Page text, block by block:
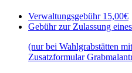
Verwaltungsgebühr 15,00€
Gebühr zur Zulassung
(nur bei Wahlgrabstätten
Zusatzformular